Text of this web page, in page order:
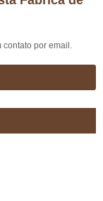
contato por email.